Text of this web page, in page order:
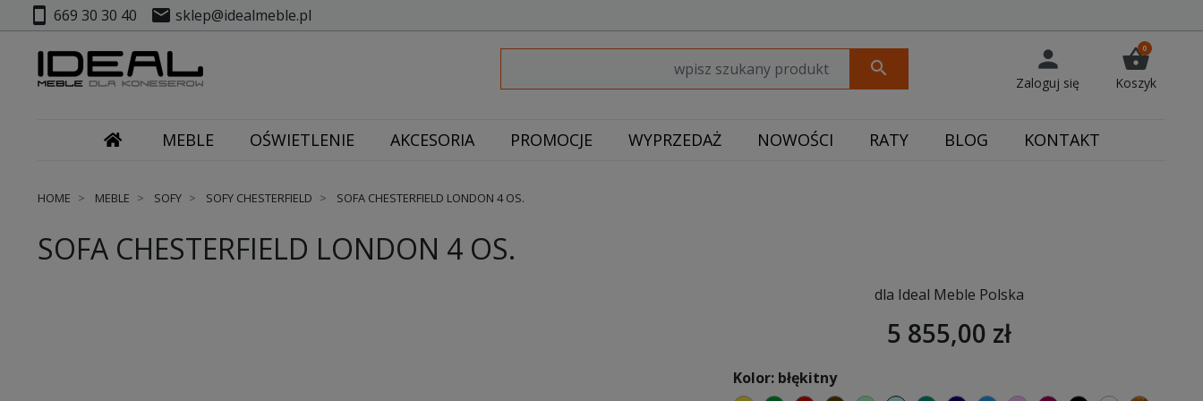
smartphone 669 30 30 40 mail sklep@idealmeble.pl
search person
Zaloguj się
shopping_basket
0
Koszyk
MEBLE OŚWIETLENIE AKCESORIA PROMOCJE WYPRZEDAŻ NOWOŚCI RATY BLOG KONTAKT
HOME MEBLE SOFY SOFY CHESTERFIELD SOFA CHESTERFIELD LONDON 4 OS.
SOFA CHESTERFIELD LONDON 4 OS.
dla Ideal Meble Polska
5 855,00 zł
Kolor: błękitny